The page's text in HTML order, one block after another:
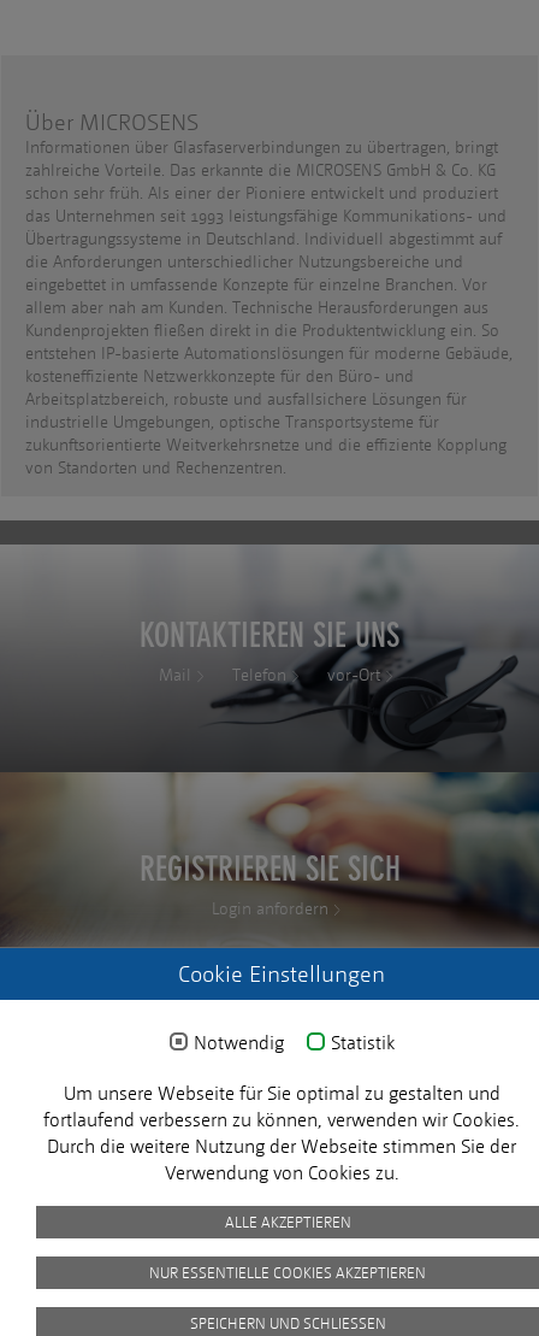
X
Über MICROSENS
Informationen über Glasfaserverbindungen zu übertragen, bringt
zahlreiche Vorteile. Das erkannte die MICROSENS GmbH & Co. KG
schon sehr früh. Als einer der Pioniere entwickelt und produziert
das Unternehmen seit 1993 leistungsfähige Kommunikations- und
Übertragungssysteme in Deutschland. Individuell abgestimmt auf
die Anforderungen unterschiedlicher Nutzungsbereiche und
eingebettet in umfassende Konzepte für einzelne Branchen. Vor
allem aber nah am Kunden. Technische Herausforderungen aus
Kundenprojekten fließen direkt in die Produktentwicklung ein. So
entstehen IP-basierte Automationslösungen für moderne Gebäude,
kosteneffiziente Netzwerkkonzepte für den Büro- und
Arbeitsplatzbereich, robuste und ausfallsichere Lösungen für
industrielle Umgebungen, optische Transportsysteme für
zukunftsorientierte Weitverkehrsnetze und die effiziente Kopplung
von Standorten und Rechenzentren.
KONTAKTIEREN SIE UNS
Mail Telefon vor-Ort
REGISTRIEREN SIE SICH
Login anfordern
© 2025 MICROSENS. Alle Rechte vorbehalten.
Cookie Einstellungen
Notwendig Statistik
Um unsere Webseite für Sie optimal zu gestalten und
fortlaufend verbessern zu können, verwenden wir Cookies.
Durch die weitere Nutzung der Webseite stimmen Sie der
Verwendung von Cookies zu.
ALLE AKZEPTIEREN
NUR ESSENTIELLE COOKIES AKZEPTIEREN
SPEICHERN UND SCHLIESSEN